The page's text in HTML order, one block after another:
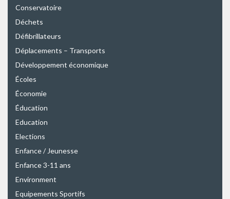
Conservatoire
Déchets
Défibrillateurs
Déplacements – Transports
Développement économique
Écoles
Économie
Éducation
Education
Elections
Enfance / Jeunesse
Enfance 3-11 ans
Environment
Equipements Sportifs